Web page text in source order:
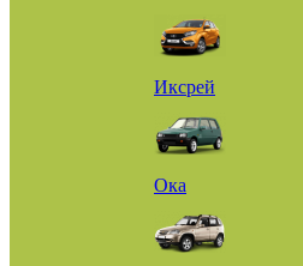
Иксрей
Ока